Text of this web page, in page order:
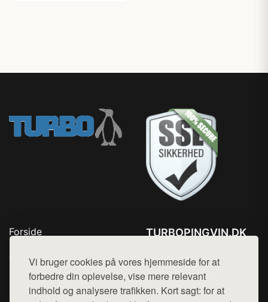
Vi bruger cookies på vores hjemmeside for at
forbedre din oplevelse, vise mere relevant
indhold og analysere trafikken. Kort sagt: for at
Forside
Top Rabatter
Blog
Kontakt
TURBOPINGVIN.DK
Mail: hej@want.dk
Cookie- og privatlivspolitik